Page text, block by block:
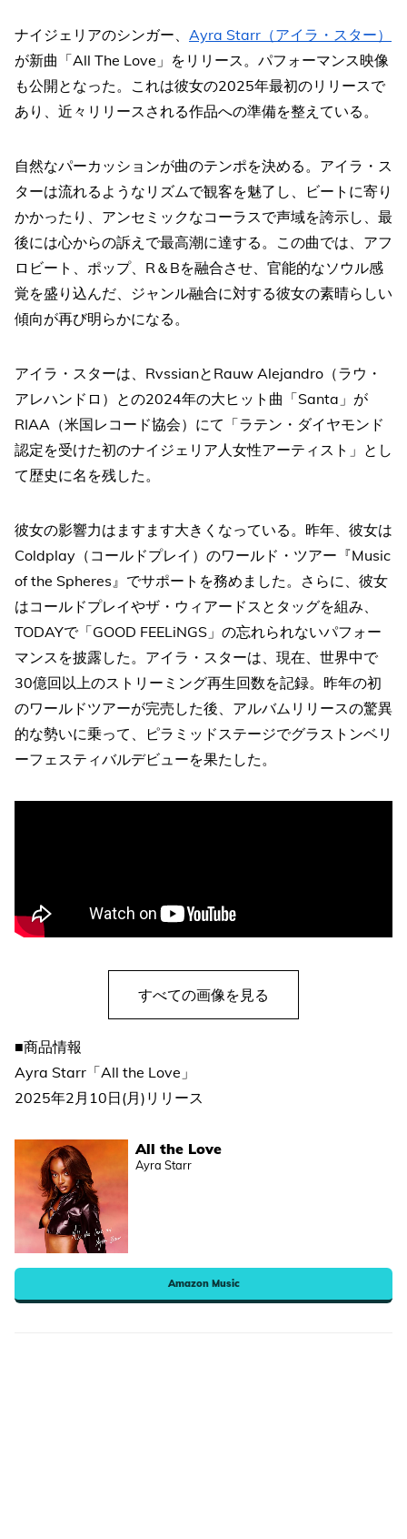
ナイジェリアのシンガー、 Ayra Starr（アイラ・スター）
が新曲「All The Love」をリリース。パフォーマンス映像
も公開となった。これは彼女の2025年最初のリリースで
あり、近々リリースされる作品への準備を整えている。
自然なパーカッションが曲のテンポを決める。アイラ・ス
ターは流れるようなリズムで観客を魅了し、ビートに寄り
かかったり、アンセミックなコーラスで声域を誇示し、最
後には心からの訴えで最高潮に達する。この曲では、アフ
ロビート、ポップ、R＆Bを融合させ、官能的なソウル感
覚を盛り込んだ、ジャンル融合に対する彼女の素晴らしい
傾向が再び明らかになる。
アイラ・スターは、RvssianとRauw Alejandro（ラウ・
アレハンドロ）との2024年の大ヒット曲「Santa」が
RIAA（米国レコード協会）にて「ラテン・ダイヤモンド
認定を受けた初のナイジェリア人女性アーティスト」とし
て歴史に名を残した。
彼女の影響力はますます大きくなっている。昨年、彼女は
Coldplay（コールドプレイ）のワールド・ツアー『Music
of the Spheres』でサポートを務めました。さらに、彼女
はコールドプレイやザ・ウィアードスとタッグを組み、
TODAYで「GOOD FEELiNGS」の忘れられないパフォー
マンスを披露した。アイラ・スターは、現在、世界中で
30億回以上のストリーミング再生回数を記録。昨年の初
のワールドツアーが完売した後、アルバムリリースの驚異
的な勢いに乗って、ピラミッドステージでグラストンベリ
ーフェスティバルデビューを果たした。
すべての画像を見る
■商品情報
Ayra Starr「All the Love」
2025年2月10日(月)リリース
All the Love
Ayra Starr
Amazon Music